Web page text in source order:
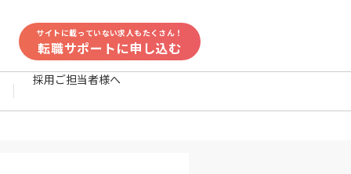
サイトに載っていない求人もたくさん！
転職サポートに申し込む
採用ご担当者様へ